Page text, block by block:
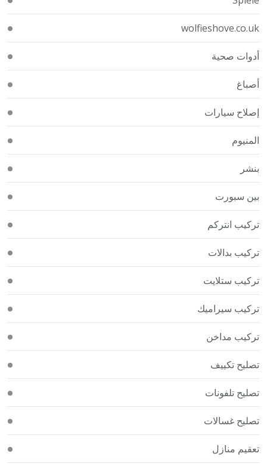
wolfieshove.co.uk
أدوات صحية
أصباغ
إصلاح سيارات
المنيوم
بنشر
بين سبورت
تركيب انتركم
تركيب بدالات
تركيب ستلايت
تركيب سيراميك
تركيب مداخن
تصليح تكييف
تصليح تلفونات
تصليح غسالات
تعقيم منازل